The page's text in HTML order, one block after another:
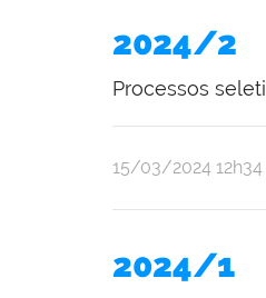
2024/2
Processos
publicado
15/03/2024 12h34
2024/1